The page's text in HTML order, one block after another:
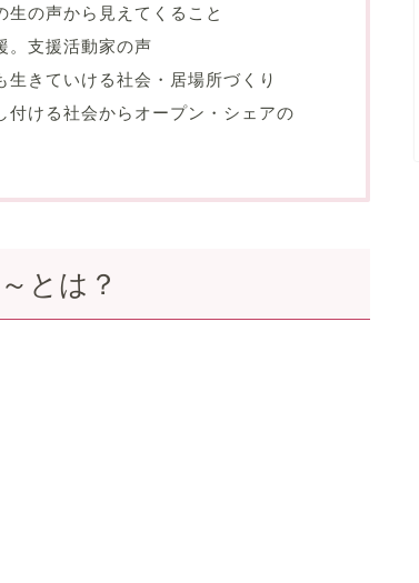
の声から見えてくること
。支援活動家の声
きていける社会・居場所づくり
付ける社会からオープン・シェアの
とは？